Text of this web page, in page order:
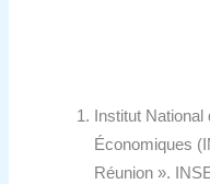
Institut
Économiques
Réunion ».